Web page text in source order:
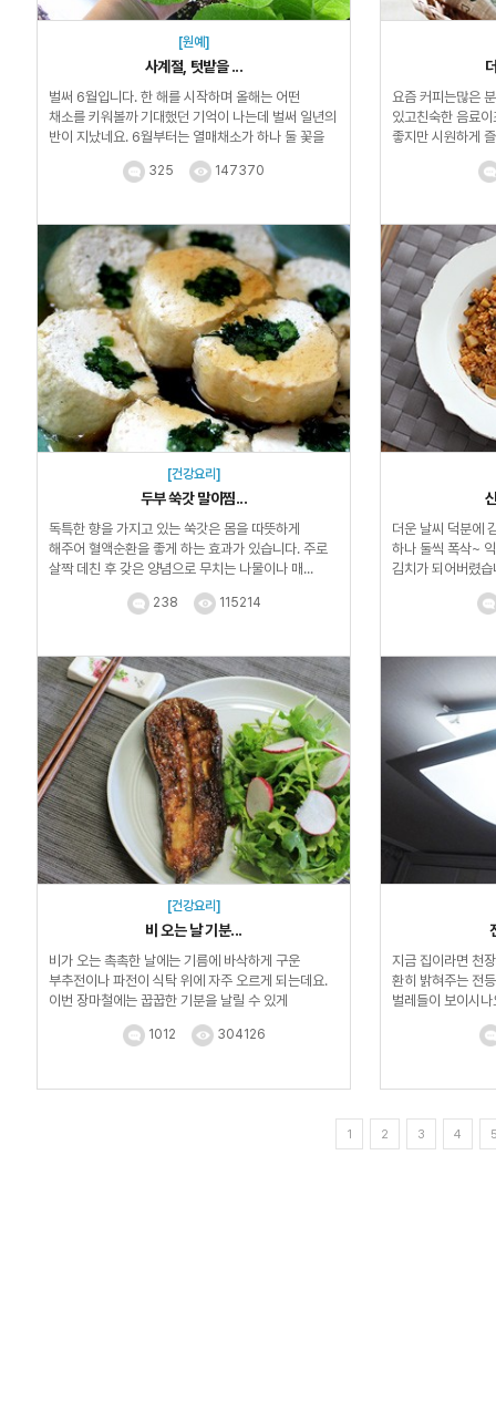
[원예]
사계절, 텃밭을 ...
벌써 6월입니다. 한 해를 시작하며 올해는 어떤
채소를 키워볼까 기대했던 기억이 나는데 벌써 일년의
반이 지났네요. 6월부터는 열매채소가 하나 둘 꽃을
325 147370
요즘 커피는많은
있고친숙한 음료
좋지만 시원하게
[건강요리]
두부 쑥갓 말이찜...
독특한 향을 가지고 있는 쑥갓은 몸을 따뜻하게
해주어 혈액순환을 좋게 하는 효과가 있습니다. 주로
살짝 데친 후 갖은 양념으로 무치는 나물이나 매...
238 115214
더운 날씨 덕분에
하나 둘씩 폭삭~
김치가 되어버렸
[건강요리]
비 오는 날 기분...
비가 오는 촉촉한 날에는 기름에 바삭하게 구운
부추전이나 파전이 식탁 위에 자주 오르게 되는데요.
이번 장마철에는 꿉꿉한 기분을 날릴 수 있게
상큼하게 부추 샐러...
1012 304126
지금 집이라면 천
환히 밝혀주는 전
벌레들이 보이시
1 2 3 4